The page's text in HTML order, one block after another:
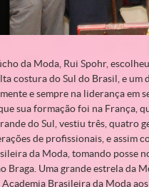
da Moda, Rui Spohr,
costura do Sul do Brasil, e um
e sempre na liderança em
sua formação foi na França,
do Sul, vestiu três, quatro
de profissionais, e assim
da Moda, tomando posse
Uma grande estrela da
Brasileira da Moda